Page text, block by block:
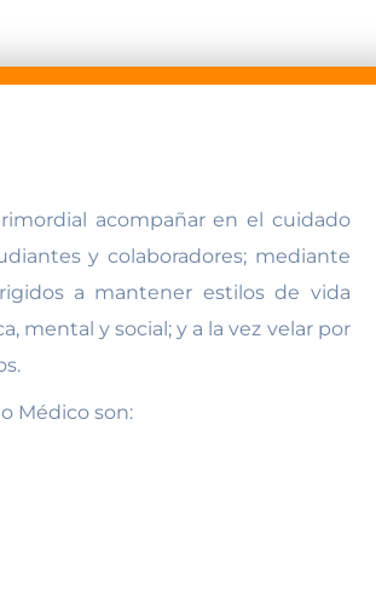
acompañar en el cuidado
y colaboradores; mediante
a mantener estilos de vida
mental y social; y a la vez velar por
Médico son: